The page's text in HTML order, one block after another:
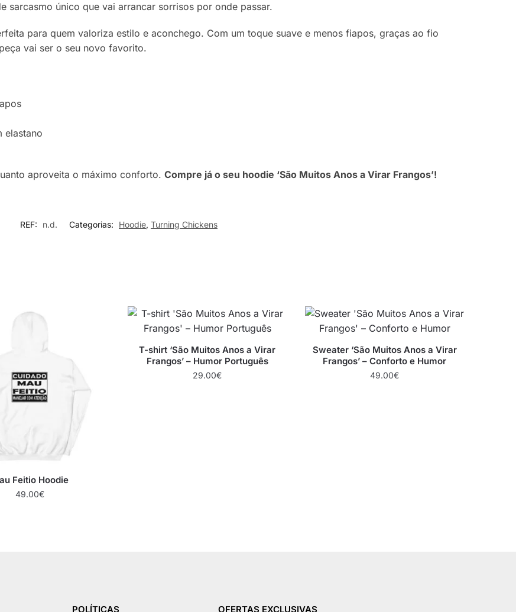
sarcasmo único que vai arrancar sorrisos por onde passar.
para quem valoriza estilo e aconchego. Com um toque suave e menos fiapos, graças ao fio
vai ser o seu novo favorito.
elastano
aproveita o máximo conforto.Compre já o seu hoodie ‘São Muitos Anos a Virar Frangos’!
REF: n.d. Categorias: Hoodie, Turning Chickens
Feitio Hoodie
49.00€
T-shirt ‘São Muitos Anos a Virar
Frangos’ – Humor Português
29.00€
Sweater ‘São Muitos Anos a Virar
Frangos’ – Conforto e Humor
49.00€
POLÍTICAS OFERTAS EXCLUSIVAS